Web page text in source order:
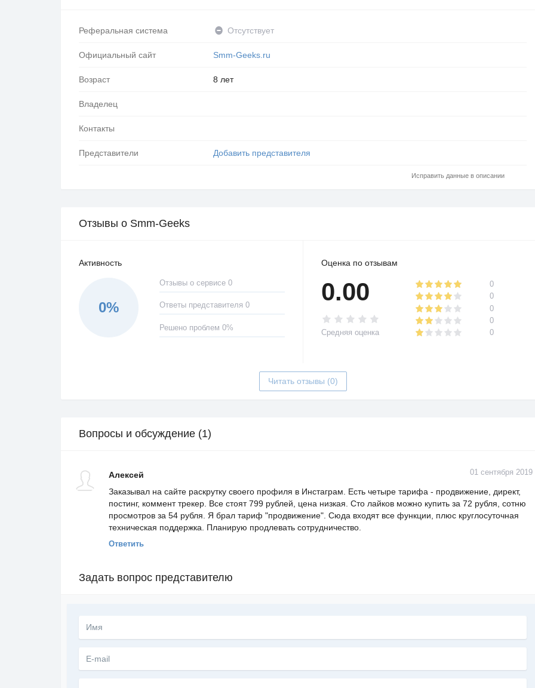
Реферальная система Отсутствует
Официальный сайт Smm-Geeks.ru
Возраст 8 лет
Владелец
Контакты
Представители Добавить представителя
Исправить данные в описании
Отзывы о Smm-Geeks
Активность
0%
Отзывы о сервисе 0
Ответы представителя 0
Решено проблем 0%
Оценка по отзывам
0.00
Средняя оценка
0
0
0
0
0
Читать отзывы (0)
Вопросы и обсуждение (1)
01 сентября 2019
Алексей
Заказывал на сайте раскрутку своего профиля в Инстаграм. Есть четыре тарифа - продвижение, директ,
постинг, коммент трекер. Все стоят 799 рублей, цена низкая. Сто лайков можно купить за 72 рубля, сотню
просмотров за 54 рубля. Я брал тариф "продвижение". Сюда входят все функции, плюс круглосуточная
техническая поддержка. Планирую продлевать сотрудничество.
Ответить
Задать вопрос представителю